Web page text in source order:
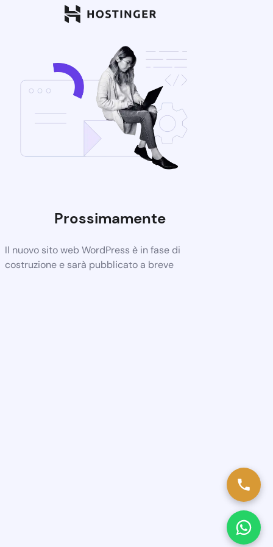
Prossimamente
Il nuovo sito web WordPress è in fase di
costruzione e sarà pubblicato a breve